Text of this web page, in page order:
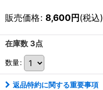
販売価格: 8,600円(税込)
在庫数 3点
数量:
返品特約に関する重要事項